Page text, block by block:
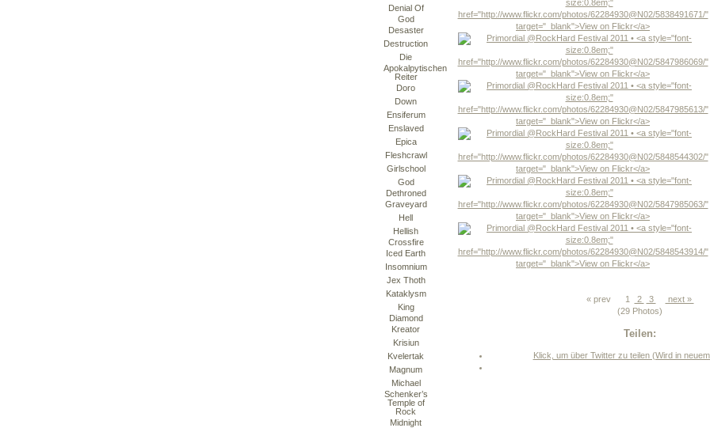
« prev 1 2 3
next »
(29 Photos)
Teilen:
Klick, um über Twitter zu teilen (Wird in
Denial Of
God
Desaster
Destruction
Die
Apokalpytischen
Reiter
Doro
Down
Ensiferum
Enslaved
Epica
Fleshcrawl
Girlschool
God
Dethroned
Graveyard
Hell
Hellish
Crossfire
Iced Earth
Insomnium
Jex Thoth
Kataklysm
King
Diamond
Kreator
Krisiun
Kvelertak
Magnum
Michael
Schenker’s
Temple of
Rock
Midnight